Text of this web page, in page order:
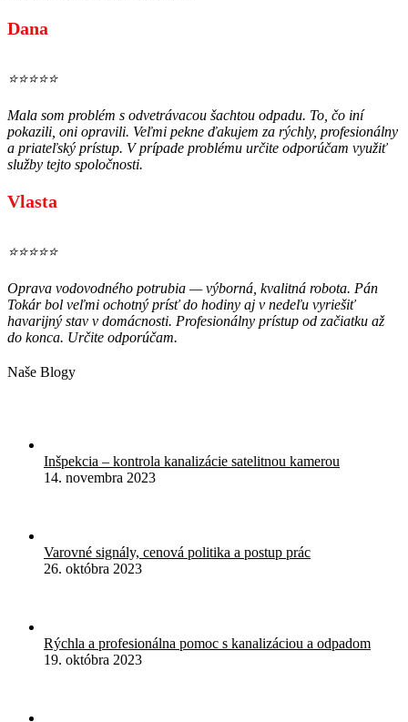
Dana
⭐⭐⭐⭐⭐
Mala som problém s odvetrávacou šachtou odpadu. To, čo iní
pokazili, oni opravili. Veľmi pekne ďakujem za rýchly, profesionálny
a priateľský prístup. V prípade problému určite odporúčam využiť
služby tejto spoločnosti.
Vlasta
⭐⭐⭐⭐⭐
Oprava vodovodného potrubia — výborná, kvalitná robota. Pán
Tokár bol veľmi ochotný prísť do hodiny aj v nedeľu vyriešiť
havarijný stav v domácnosti. Profesionálny prístup od začiatku až
do konca. Určite odporúčam.
Naše Blogy
Inšpekcia – kontrola kanalizácie satelitnou kamerou
14. novembra 2023
Varovné signály, cenová politika a postup prác
26. októbra 2023
Rýchla a profesionálna pomoc s kanalizáciou a odpadom
19. októbra 2023